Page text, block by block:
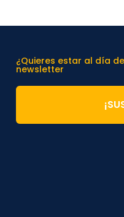
¿Quieres estar al día
newsletter